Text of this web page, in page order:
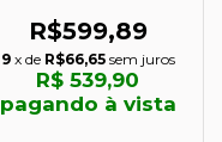
R$599,89
9 x de R$66,65 sem juros
R$ 539,90
pagando à vista